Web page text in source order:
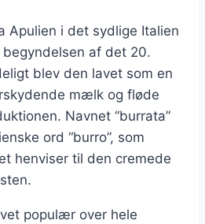
Apulien i det sydlige Italien
af det 20.
blev den lavet som en
mælk og fløde
Navnet “burrata”
ord “burro”, som
henviser til den cremede
populær over hele